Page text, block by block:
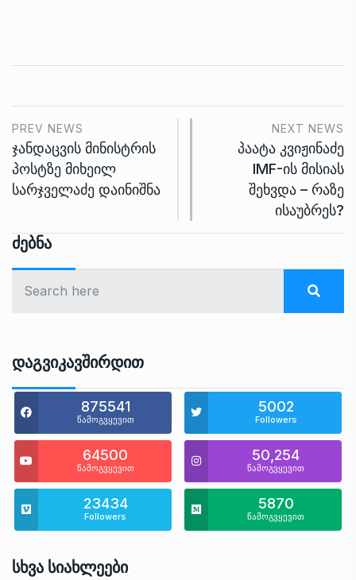
PREV NEWS
ჯანდაცვის მინისტრის
პოსტზე მიხეილ
სარჯველაძე დაინიშნა
NEXT NEWS
პაატა კვიჟინაძე
IMF-ის მისიას
შეხვდა – რაზე
ისაუბრეს?
Ძებნა
Დაგვიკავშირდით
875541
წამოგვყევით
5002
Followers
64500
წამოგვყევით
50,254
წამოგვყევით
23434
Followers
5870
წამოგვყევით
Სხვა Სიახლეები